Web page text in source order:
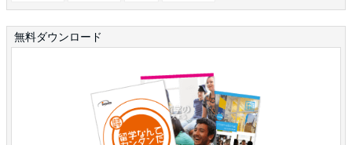
無料ダウンロード